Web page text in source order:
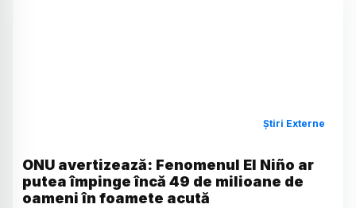
Știri Externe
ONU avertizează: Fenomenul El Niño ar
putea împinge încă 49 de milioane de
oameni în foamete acută